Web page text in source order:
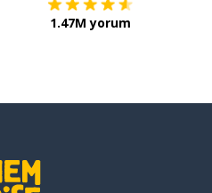
1.47M yorum